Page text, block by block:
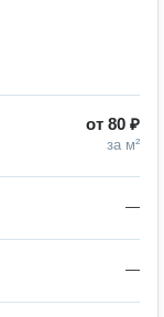
от 80 ₽
за м²
—
—